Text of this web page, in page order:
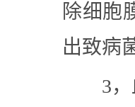
除细胞
出致病
3